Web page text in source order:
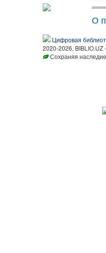
О
Цифровая
2020-2026, BIBLIO.UZ
Сохраняя